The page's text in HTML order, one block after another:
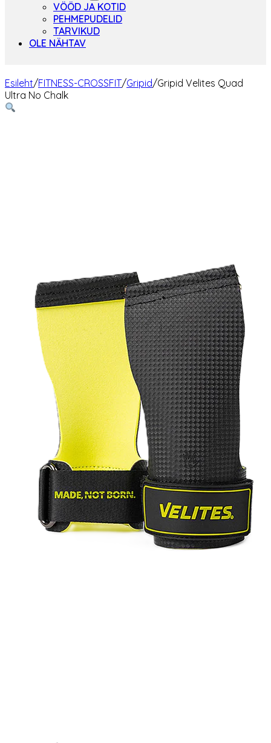
VÖÖD JA KOTID
PEHMEPUDELID
TARVIKUD
OLE NÄHTAV
Esileht/FITNESS-CROSSFIT/Gripid/Gripid Velites Quad
Ultra No Chalk